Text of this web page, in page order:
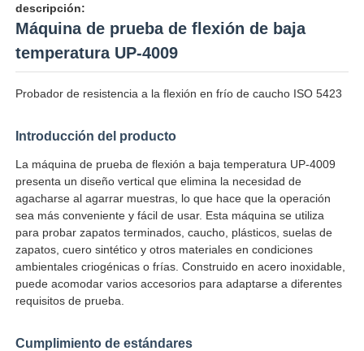
Productos
Sobre nosotros
Visita a la fábrica
Control de Calidad
Contacto
descripción:
Máquina de prueba de flexión de baja
temperatura UP-4009
Probador de resistencia a la flexión en frío de caucho ISO 5423
Introducción del producto
La máquina de prueba de flexión a baja temperatura UP-4009
presenta un diseño vertical que elimina la necesidad de
agacharse al agarrar muestras, lo que hace que la operación
sea más conveniente y fácil de usar. Esta máquina se utiliza
para probar zapatos terminados, caucho, plásticos, suelas de
zapatos, cuero sintético y otros materiales en condiciones
ambientales criogénicas o frías. Construido en acero inoxidable,
puede acomodar varios accesorios para adaptarse a diferentes
requisitos de prueba.
Cumplimiento de estándares